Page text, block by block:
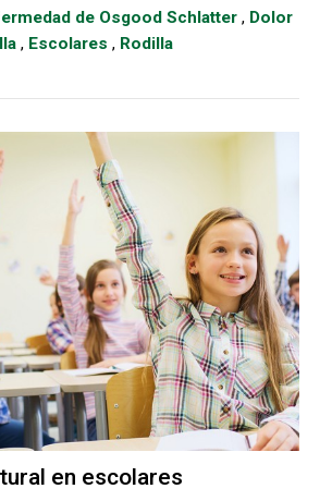
de Osgood Schlatter , Dolor
, Escolares , Rodilla
en escolares